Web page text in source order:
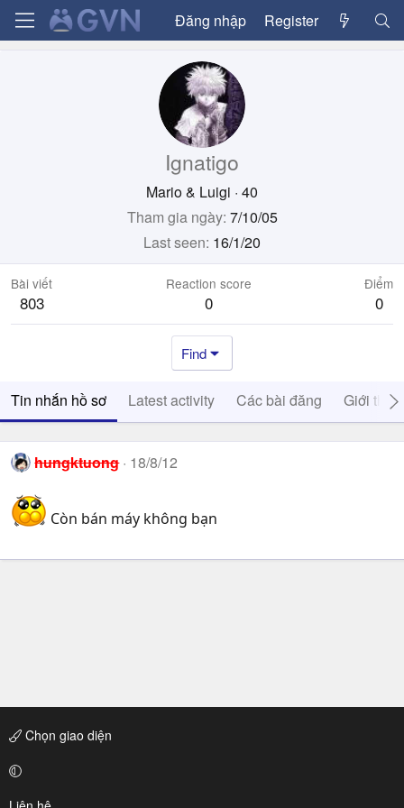
Đăng nhập Register
Ignatigo
Mario & Luigi · 40
Tham gia ngày 7/10/05
Last seen 16/1/20
Bài viết
803
Reaction score
0
Điểm
0
Find
Tin nhắn hồ sơ Latest activity Các bài đăng Giới thiệu
hungktuong 18/8/12
Còn bán máy không bạn
Chọn giao diện